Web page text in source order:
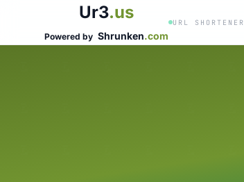
Ur3.us
Powered by Shrunken.com
URL SHORTENER